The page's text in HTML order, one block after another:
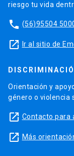
riesgo tu vida
phone (56)95504
launch Ir al sitio de
Orientación y
género o violencia
launch Contacto para
launch Más